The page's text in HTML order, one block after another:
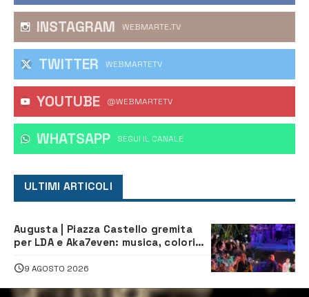
INSTAGRAM WEBMARTE.TV
TWITTER WEBMARTETV
YOUTUBE @WEBMARTETV
WHATSAPP ‎SEGUI IL CANALE
ULTIMI ARTICOLI
Augusta | Piazza Castello gremita
per LDA e Aka7even: musica, colori
9 AGOSTO 2026